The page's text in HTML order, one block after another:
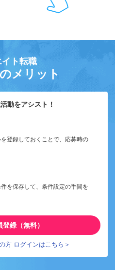
イト転職
メリット
動をアシスト！
登録しておくことで、応募時の
を保存して、条件設定の手間を
登録（無料）
方 ログインはこちら＞